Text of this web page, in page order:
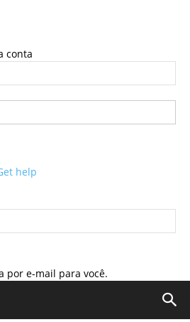
conta
help
por e-mail para você.